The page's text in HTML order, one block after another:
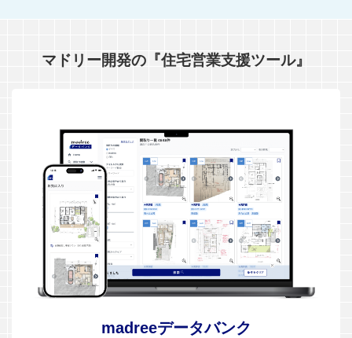
マドリー開発の『住宅営業支援ツール』
madreeデータバンク